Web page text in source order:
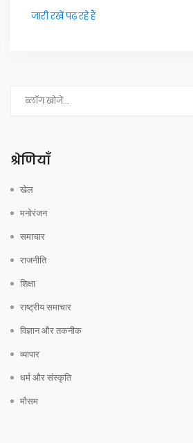
जारी रखें पढ़ रहे हैं
श्रेणियाँ
खेल
मनोरंजन
समाचार
राजनीति
शिक्षा
राष्ट्रीय समाचार
विज्ञान और तकनीक
व्यापार
धर्म और संस्कृति
मौसम